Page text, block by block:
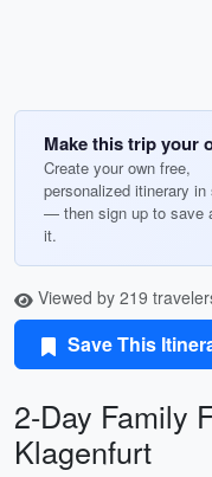
Make this trip your
Create your own free,
personalized itinerary in
— then sign up to save
it.
Viewed by 219
Save This
2-Day Family
Klagenfurt